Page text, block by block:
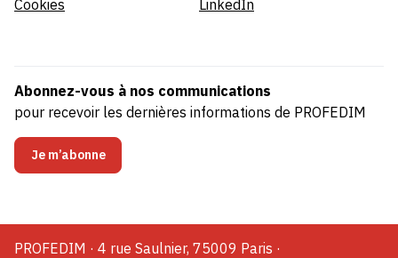
Cookies
LinkedIn
Abonnez-vous à nos communications
pour recevoir les dernières informations de PROFEDIM
Je m’abonne
PROFEDIM · 4 rue Saulnier, 75009 Paris ·